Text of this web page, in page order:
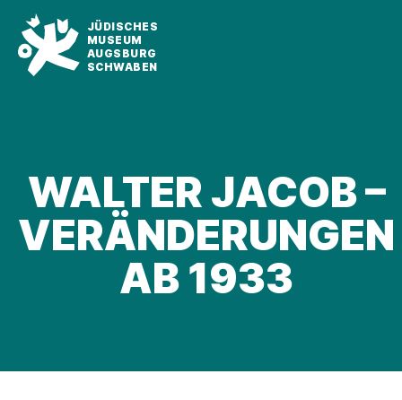
JÜDISCHES
MUSEUM
AUGSBURG
SCHWABEN
WALTER JACOB –
VERÄNDERUNGEN
AB 1933